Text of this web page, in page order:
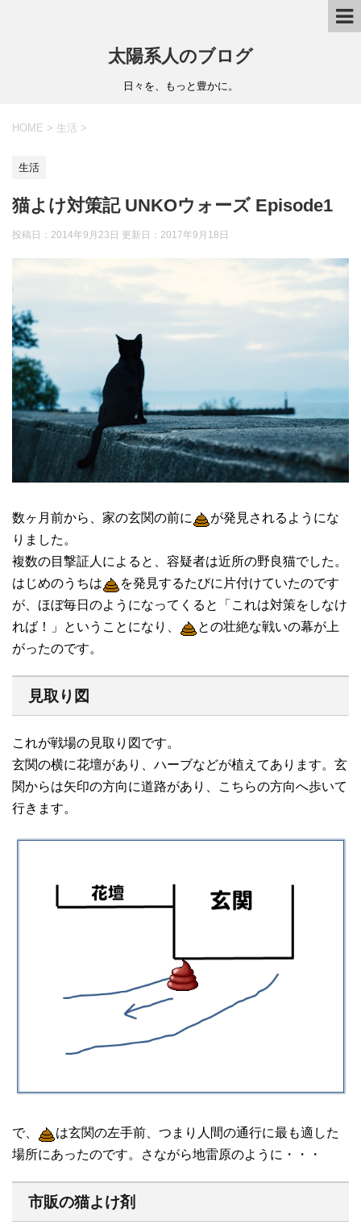
太陽系人のブログ
日々を、もっと豊かに。
HOME > 生活 >
生活
猫よけ対策記 UNKOウォーズ Episode1
投稿日：2014年9月23日 更新日： 2017年9月18日
数ヶ月前から、家の玄関の前に
が発見されるようにな
りました。
複数の目撃証人によると、容疑者は近所の野良猫でした。
はじめのうちは
を発見するたびに片付けていたのです
が、ほぼ毎日のようになってくると「これは対策をしなけ
れば！」ということになり、
との壮絶な戦いの幕が上
がったのです。
見取り図
これが戦場の見取り図です。
玄関の横に花壇があり、ハーブなどが植えてあります。玄
関からは矢印の方向に道路があり、こちらの方向へ歩いて
行きます。
で、
は玄関の左手前、つまり人間の通行に最も適した
場所にあったのです。さながら地雷原のように・・・
市販の猫よけ剤